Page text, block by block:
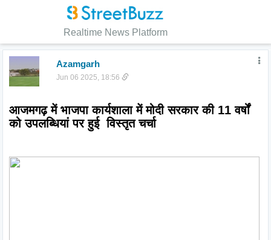
Realtime News Platform
Azamgarh
Jun 06 2025, 18:56
आजमगढ़ में भाजपा कार्यशाला में मोदी सरकार की 11 वर्षों
को उपलब्धियां पर हुई  विस्तृत चर्चा